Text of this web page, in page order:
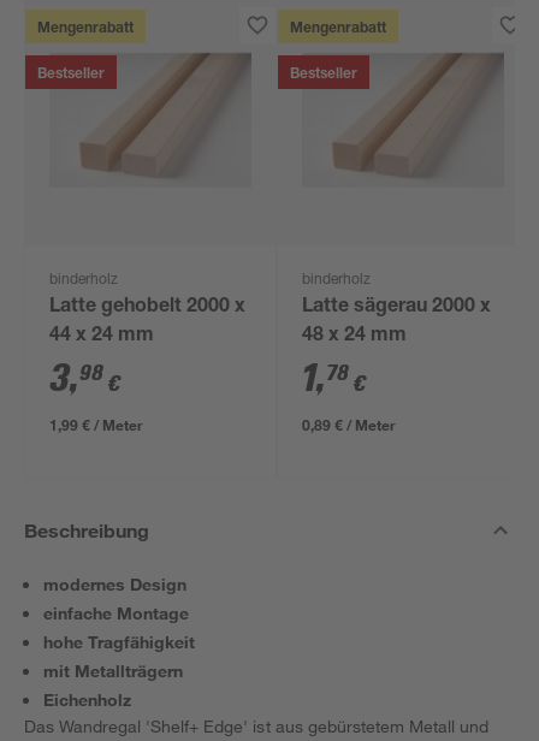
Mengenrabatt
Bestseller
binderholz
Latte gehobelt 2000 x
44 x 24 mm
3,98 €
1,99 € / Meter
Mengenrabatt
Bestseller
binderholz
Latte sägerau 2000 x
48 x 24 mm
1,78 €
0,89 € / Meter
Beschreibung
modernes Design
einfache Montage
hohe Tragfähigkeit
mit Metallträgern
Eichenholz
Das Wandregal 'Shelf+ Edge' ist aus gebürstetem Metall und